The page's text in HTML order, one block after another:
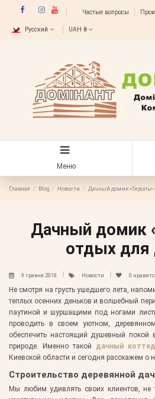
Частые вопросы
Русский UAH ₴
Меню
Главная Blog Новости Дачный домик «Тироль»
Дачный домик
отдых для
9 травня 2018 Новости 0
Не смотря на грусть ушедшего лета,
теплых осенних деньков и волшебный
паутиной и шуршащими под ногами
проводить в своем уютном,
обеспечить настоящий душевный покой
природе. Именно такой дачный
Киевской области и сегодня расскажем о
Строительство деревянной
Мы любим удивлять своих клиентов, не